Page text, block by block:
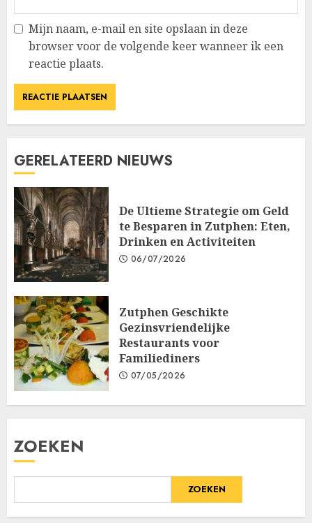
Mijn naam, e-mail en site opslaan in deze
browser voor de volgende keer wanneer ik een
reactie plaats.
GERELATEERD NIEUWS
De Ultieme Strategie om Geld
te Besparen in Zutphen: Eten,
Drinken en Activiteiten
06/07/2026
Zutphen Geschikte
Gezinsvriendelijke
Restaurants voor
Familiediners
07/05/2026
ZOEKEN
ZOEKEN